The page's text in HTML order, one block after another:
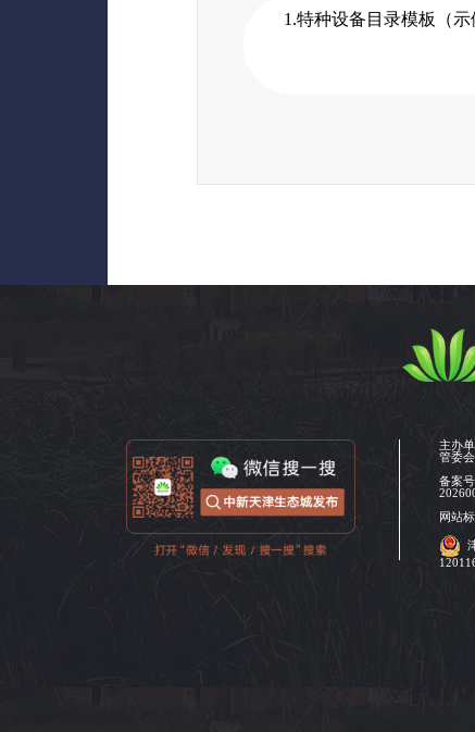
1.特种设备目录模板（示
主办
管委
备案
网站